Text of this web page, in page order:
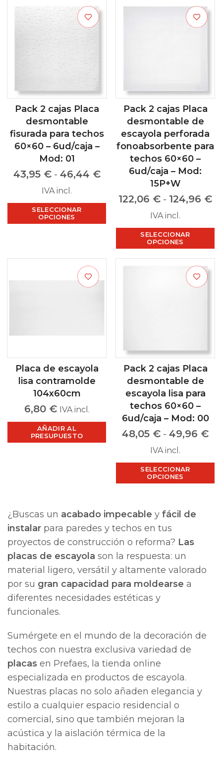
Pack 2 cajas Placa
desmontable
fisurada para techos
60×60 – 6ud/caja –
Mod: 01
43,95 € - 46,44 €
IVA incl.
SELECCIONAR
OPCIONES
Pack 2 cajas Placa
desmontable de
escayola perforada
fonoabsorbente para
techos 60×60 –
6ud/caja – Mod:
15P+W
122,06 € - 124,96 €
IVA incl.
SELECCIONAR
OPCIONES
Placa de escayola
lisa contramolde
104x60cm
6,80 € IVA incl.
AÑADIR AL
PRESUPUESTO
Pack 2 cajas Placa
desmontable de
escayola lisa para
techos 60×60 –
6ud/caja – Mod: 00
48,05 € - 49,96 €
IVA incl.
SELECCIONAR
OPCIONES
¿Buscas un acabado impecable y fácil de
instalar para paredes y techos en tus
proyectos de construcción o reforma? Las
placas de escayola son la respuesta: un
material ligero, versátil y altamente valorado
por su gran capacidad para moldearse a
diferentes necesidades estéticas y
funcionales.
Sumérgete en el mundo de la decoración de
techos con nuestra exclusiva variedad de
placas en Prefaes, la tienda online
especializada en productos de escayola.
Nuestras placas no solo añaden elegancia y
estilo a cualquier espacio residencial o
comercial, sino que también mejoran la
acústica y la aislación térmica de la
habitación.